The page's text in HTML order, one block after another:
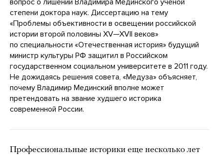
степени доктора наук. Диссертацию на тему
«Проблемы объективности в освещении российской
истории второй половины XV—XVII веков»
по специальности «Отечественная история» будущий
министр культуры РФ защитил в Российском
государственном социальном университете в 2011 году.
Не дожидаясь решения совета, «Медуза» объясняет,
почему Владимир Мединский вполне может
претендовать на звание худшего историка
современной России.
Профессиональные историки еще несколько лет